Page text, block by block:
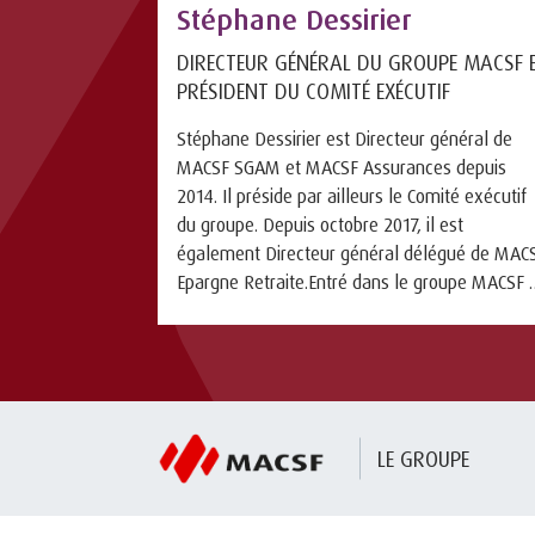
Stéphane Dessirier
DIRECTEUR GÉNÉRAL DU GROUPE MACSF
PRÉSIDENT DU COMITÉ EXÉCUTIF
Stéphane Dessirier est Directeur général de
MACSF SGAM et MACSF Assurances depuis
2014. Il préside par ailleurs le Comité exécutif
du groupe. Depuis octobre 2017, il est
également Directeur général délégué de
Epargne Retraite.Entré dans le groupe MACSF
LE GROUPE